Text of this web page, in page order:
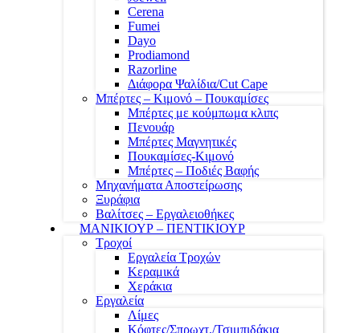
Cerena
Fumei
Dayo
Prodiamond
Razorline
Διάφορα Ψαλίδια/Cut Cape
Μπέρτες – Κιμονό – Πουκαμίσες
Μπέρτες με κούμπωμα κλιπς
Πενουάρ
Μπέρτες Μαγνητικές
Πουκαμίσες-Κιμονό
Μπέρτες – Ποδιές Βαφής
Μηχανήματα Αποστείρωσης
Ξυράφια
Βαλίτσες – Εργαλειοθήκες
ΜΑΝΙΚΙΟΥΡ – ΠΕΝΤΙΚΙΟΥΡ
Τροχοί
Εργαλεία Τροχών
Κεραμικά
Χεράκια
Εργαλεία
Λίμες
Κόφτες/Σπρωχτ./Τσιμπιδάκια